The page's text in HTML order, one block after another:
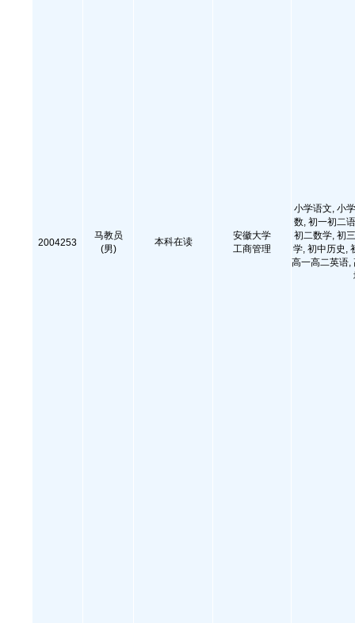
2004253
马教员
(男)
本科在读
安徽大学
工商管理
小学语文, 小
数, 初一初二
初二数学, 初
学, 初中历史,
高一高二英语,